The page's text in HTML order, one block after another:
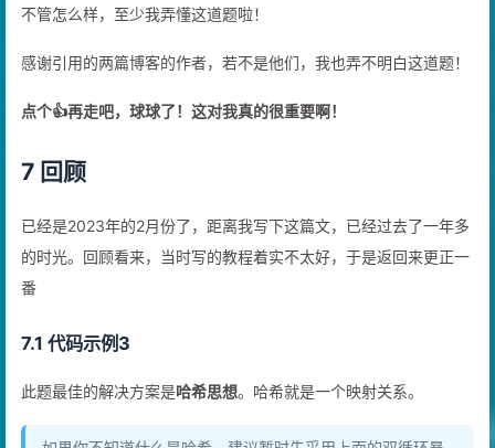
不管怎么样，至少我弄懂这道题啦！
感谢引用的两篇博客的作者，若不是他们，我也弄不明白这道题！
点个👍再走吧，球球了！这对我真的很重要啊！
7 回顾
已经是2023年的2月份了，距离我写下这篇文，已经过去了一年多
的时光。回顾看来，当时写的教程着实不太好，于是返回来更正一
番
7.1 代码示例3
此题最佳的解决方案是哈希思想。哈希就是一个映射关系。